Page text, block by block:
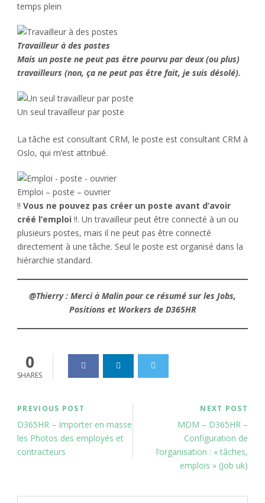
temps plein
Travailleur à des postes
Mais un poste ne peut pas être pourvu par deux (ou plus)
travailleurs (non, ça ne peut pas être fait, je suis désolé).
Un seul travailleur par poste
La tâche est consultant CRM, le poste est consultant CRM à
Oslo, qui m’est attribué.
Emploi – poste – ouvrier
!! Vous ne pouvez pas créer un poste avant d’avoir
créé l’emploi !!. Un travailleur peut être connecté à un ou
plusieurs postes, mais il ne peut pas être connecté
directement à une tâche. Seul le poste est organisé dans la
hiérarchie standard.
@Thierry : Merci à Malin pour ce résumé sur les Jobs,
Positions et Workers de D365HR
0
SHARES
PREVIOUS POST
D365HR – Importer en masse
les Photos des employés et
contracteurs
NEXT POST
MDM – D365HR –
Configuration de
l’organisation : « tâches,
emplois » (Job uk)